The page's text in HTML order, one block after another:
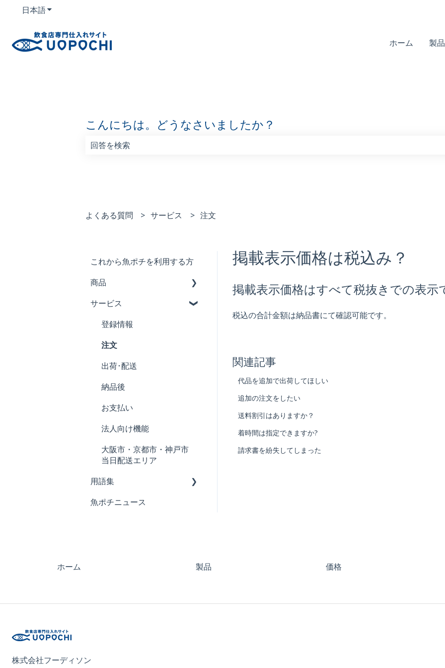
日本語翻訳のサブメニューを表示
ホーム 製品
こんにちは。どうなさいましたか？
よくある質問 サービス 注文
掲載表示価格は税込み？
掲載表示価格はすべて税抜きでの表示
税込の合計金額は納品書にて確認可能です。
関連記事
代品を追加で出荷してほしい
追加の注文をしたい
送料割引はありますか？
着時間は指定できますか?
請求書を紛失してしまった
これから魚ポチを利用する方
商品
アサリ
ウニ
アンコウ
エビ
マグロ
牡蠣
カツオ
カニ
サービス
登録情報
注文
出荷･配送
納品後
お支払い
法人向け機能
大阪市・京都市・神戸市
当日配送エリア
用語集
お肉の用語
魚ポチニュース
ホーム 製品 価格
株式会社フーディソン